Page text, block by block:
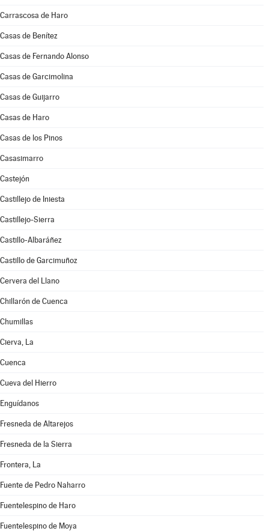
Carrascosa de Haro
Casas de Benítez
Casas de Fernando Alonso
Casas de Garcimolina
Casas de Guijarro
Casas de Haro
Casas de los Pinos
Casasimarro
Castejón
Castillejo de Iniesta
Castillejo-Sierra
Castillo-Albaráñez
Castillo de Garcimuñoz
Cervera del Llano
Chillarón de Cuenca
Chumillas
Cierva, La
Cuenca
Cueva del Hierro
Enguídanos
Fresneda de Altarejos
Fresneda de la Sierra
Frontera, La
Fuente de Pedro Naharro
Fuentelespino de Haro
Fuentelespino de Moya